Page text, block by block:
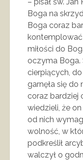
Boga na
Boga coraz
miłości do
oczyma Boga.
cierpiących,
garnęła się do
coraz bardziej
wiedzieli, że
od nich
wolność, w
podkreślił
walczył o